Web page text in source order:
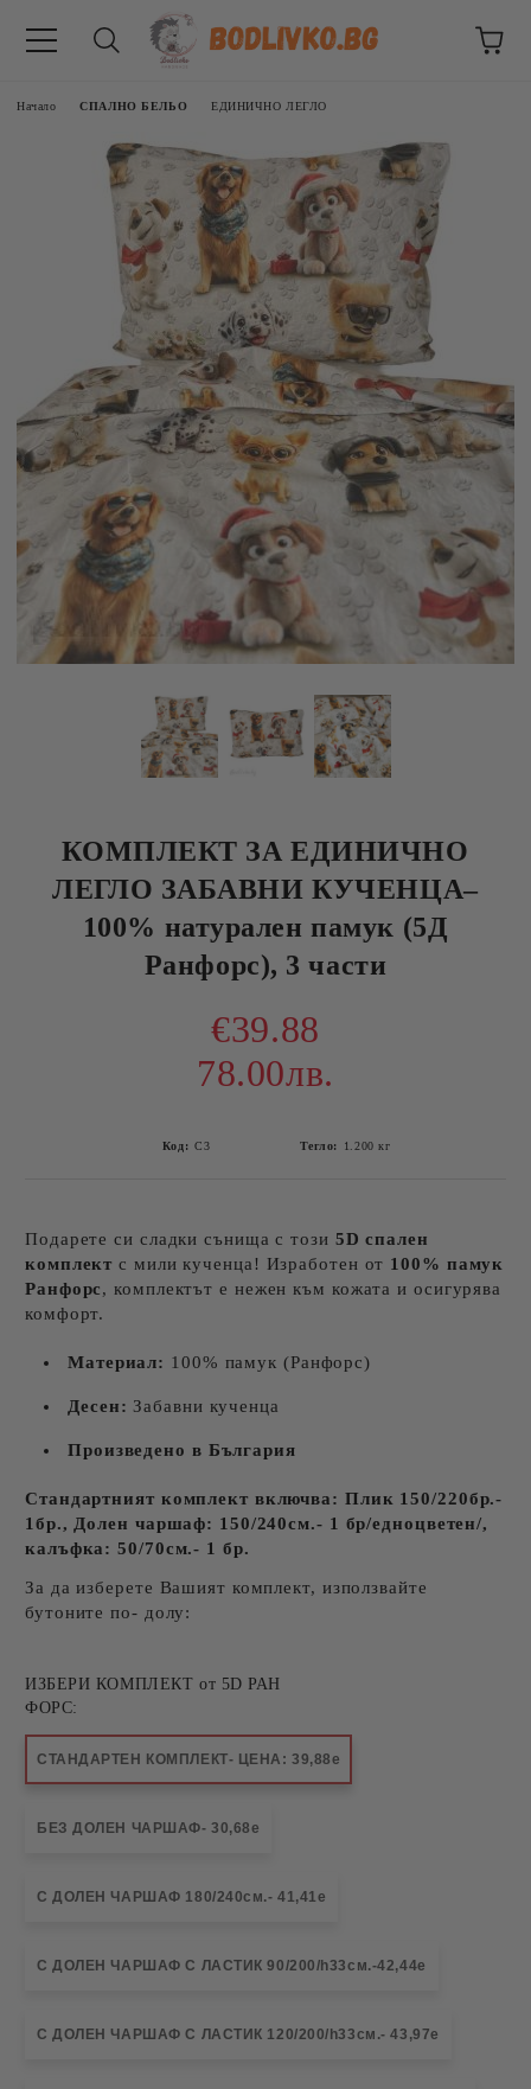
Начало СПАЛНО БЕЛЬО ЕДИНИЧНО ЛЕГЛО
КОМПЛЕКТ ЗА ЕДИНИЧНО
ЛЕГЛО ЗАБАВНИ КУЧЕНЦА–
100% натурален памук (5Д
Ранфорс), 3 части
€39.88
78.00лв.
Код: С3 Тегло: 1.200 кг
Подарете си сладки сънища с този 5D спален
комплект с мили кученца! Изработен от 100% памук
Ранфорс, комплектът е нежен към кожата и осигурява
комфорт.
Материал: 100% памук (Ранфорс)
Десен: Забавни кученца
Произведено в България
Стандартният комплект включва: Плик 150/220бр.-
1бр., Долен чаршаф: 150/240см.- 1 бр/едноцветен/,
калъфка: 50/70см.- 1 бр.
За да изберете Вашият комплект, използвайте
бутоните по- долу:
ИЗБЕРИ КОМПЛЕКТ от 5D РАН
ФОРС:
СТАНДАРТЕН КОМПЛЕКТ- ЦЕНА: 39,88e
БЕЗ ДОЛЕН ЧАРШАФ- 30,68e
С ДОЛЕН ЧАРШАФ 180/240см.- 41,41e
С ДОЛЕН ЧАРШАФ С ЛАСТИК 90/200/h33см.-42,44e
С ДОЛЕН ЧАРШАФ С ЛАСТИК 120/200/h33см.- 43,97e